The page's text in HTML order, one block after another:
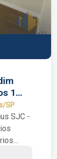
1
SP
SJC -